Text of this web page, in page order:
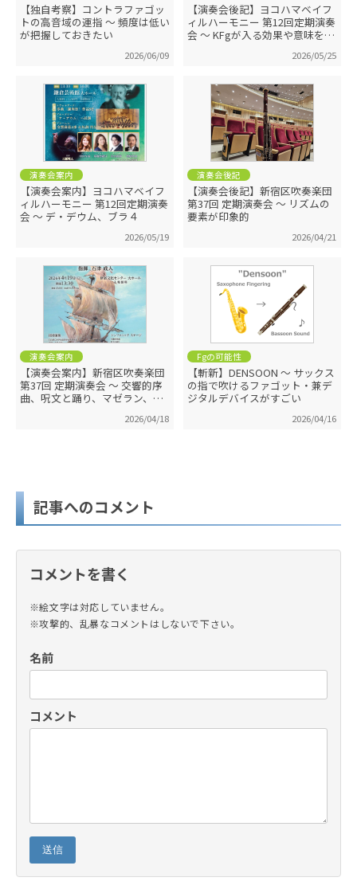
【独自考察】コントラファゴッ
トの高音域の運指 ～ 頻度は低い
が把握しておきたい
2026/06/09
【演奏会後記】ヨコハマベイフ
ィルハーモニー 第12回定期演奏
会 ～ KFgが入る効果や意味を感
2026/05/25
演奏会案内
【演奏会案内】ヨコハマベイフ
ィルハーモニー 第12回定期演奏
会 ～ デ・デウム、ブラ４
2026/05/19
演奏会後記
【演奏会後記】新宿区吹奏楽団
第37回 定期演奏会 ～ リズムの
要素が印象的
2026/04/21
演奏会案内
【演奏会案内】新宿区吹奏楽団
第37回 定期演奏会 ～ 交響的序
曲、呪文と踊り、マゼラン、ポ
2026/04/18
Fgの可能性
【斬新】DENSOON ～ サックス
の指で吹けるファゴット・兼デ
ジタルデバイスがすごい
2026/04/16
記事へのコメント
コメントを書く
※絵文字は対応していません。
※攻撃的、乱暴なコメントはしないで下さい。
名前
コメント
送信